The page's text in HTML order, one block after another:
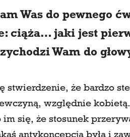
Was do pewnego
ciąża… jaki jest
Wam do
stwierdzenie, że bardzo
względnie
im się, że stosunek